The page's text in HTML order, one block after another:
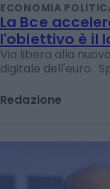
ECONOMIA
La Bce
l'obiettivo è il
Via libera alla
digitale dell'euro.
Redazione